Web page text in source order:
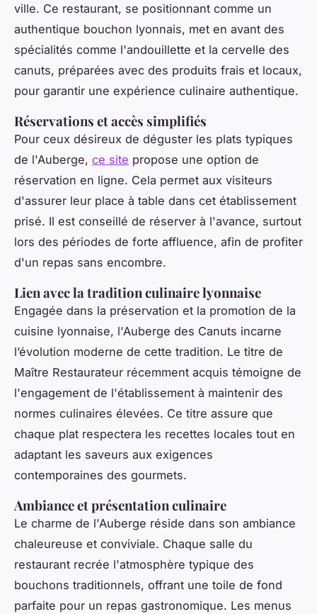
ville. Ce restaurant, se positionnant comme un
authentique bouchon lyonnais, met en avant des
spécialités comme l'andouillette et la cervelle des
canuts, préparées avec des produits frais et locaux,
pour garantir une expérience culinaire authentique.
Réservations et accès simplifiés
Pour ceux désireux de déguster les plats typiques
de l'Auberge, ce site propose une option de
réservation en ligne. Cela permet aux visiteurs
d'assurer leur place à table dans cet établissement
prisé. Il est conseillé de réserver à l'avance, surtout
lors des périodes de forte affluence, afin de profiter
d'un repas sans encombre.
Lien avec la tradition culinaire lyonnaise
Engagée dans la préservation et la promotion de la
cuisine lyonnaise, l'Auberge des Canuts incarne
l’évolution moderne de cette tradition. Le titre de
Maître Restaurateur récemment acquis témoigne de
l'engagement de l'établissement à maintenir des
normes culinaires élevées. Ce titre assure que
chaque plat respectera les recettes locales tout en
adaptant les saveurs aux exigences
contemporaines des gourmets.
Ambiance et présentation culinaire
Le charme de l'Auberge réside dans son ambiance
chaleureuse et conviviale. Chaque salle du
restaurant recrée l'atmosphère typique des
bouchons traditionnels, offrant une toile de fond
parfaite pour un repas gastronomique. Les menus